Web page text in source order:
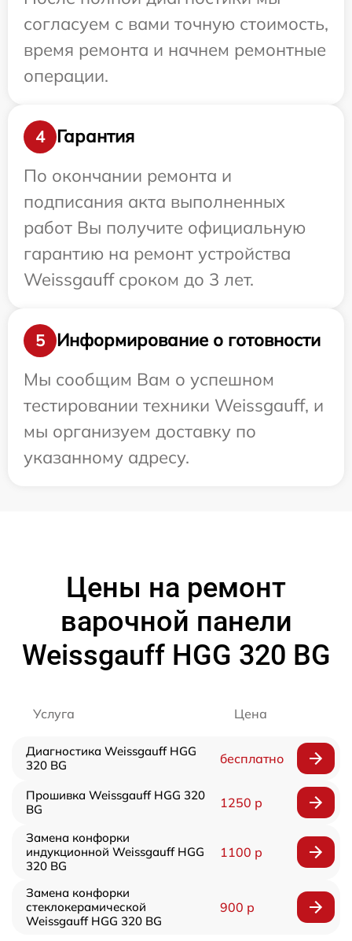
согласуем с вами точную стоимость,
время ремонта и начнем ремонтные
операции.
4
Гарантия
По окончании ремонта и
подписания акта выполненных
работ Вы получите официальную
гарантию на ремонт устройства
Weissgauff сроком до 3 лет.
5
Информирование о готовности
Мы сообщим Вам о успешном
тестировании техники Weissgauff, и
мы организуем доставку по
указанному адресу.
Цены на ремонт
варочной панели
Weissgauff HGG 320 BG
Услуга Цена
Диагностика Weissgauff HGG
320 BG
бесплатно
Прошивка Weissgauff HGG 320
BG
1250 р
Замена конфорки
индукционной Weissgauff HGG
320 BG
1100 р
Замена конфорки
стеклокерамической
Weissgauff HGG 320 BG
900 р